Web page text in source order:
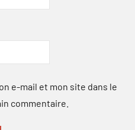
e-mail et mon site dans le
commentaire.